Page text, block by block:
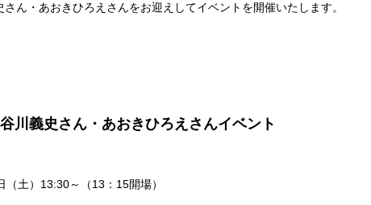
ん・あおきひろえさんをお迎えしてイベントを開催いたします。
川義史さん・あおきひろえさんイベント
土）13:30～（13：15開場）